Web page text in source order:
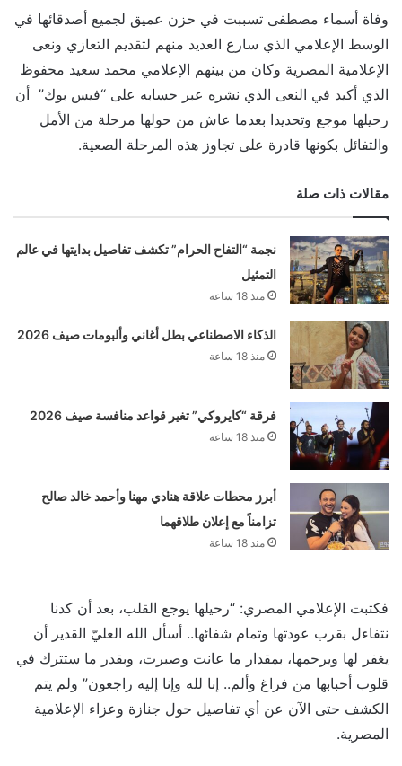
وفاة أسماء مصطفى تسببت في حزن عميق لجميع أصدقائها في
الوسط الإعلامي الذي سارع العديد منهم لتقديم التعازي ونعى
الإعلامية المصرية وكان من بينهم الإعلامي محمد سعيد محفوظ
الذي أكيد في النعى الذي نشره عبر حسابه على “فيس بوك” أن
رحيلها موجع وتحديدا بعدما عاش من حولها مرحلة من الأمل
والتفائل بكونها قادرة على تجاوز هذه المرحلة الصعية.
مقالات ذات صلة
نجمة “التفاح الحرام” تكشف تفاصيل بدايتها في عالم
التمثيل
منذ 18 ساعة
الذكاء الاصطناعي بطل أغاني وألبومات صيف 2026
منذ 18 ساعة
فرقة “كايروكي” تغير قواعد منافسة صيف 2026
منذ 18 ساعة
أبرز محطات علاقة هنادي مهنا وأحمد خالد صالح
تزامناً مع إعلان طلاقهما
منذ 18 ساعة
فكتبت الإعلامي المصري: “رحيلها يوجع القلب، بعد أن كدنا
نتفاءل بقرب عودتها وتمام شفائها.. أسأل الله العليّ القدير أن
يغفر لها ويرحمها، بمقدار ما عانت وصبرت، وبقدر ما ستترك في
قلوب أحبابها من فراغ وألم.. إنا لله وإنا إليه راجعون” ولم يتم
الكشف حتى الآن عن أي تفاصيل حول جنازة وعزاء الإعلامية
المصرية.